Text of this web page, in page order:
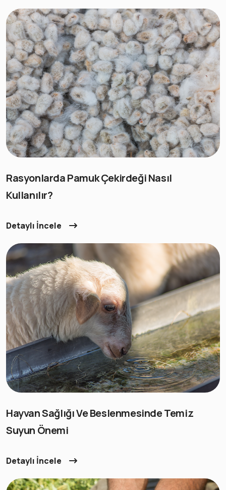
Rasyonlarda Pamuk Çekirdeği Nasıl
Kullanılır?
Detaylı İncele
Hayvan Sağlığı Ve Beslenmesinde Temiz
Suyun Önemi
Detaylı İncele